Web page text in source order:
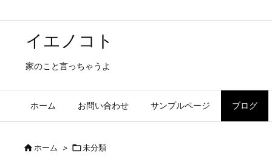
イエノコト
家のこと言っちゃうよ
ホーム お問い合わせ サンプルページ ブログ
ホーム > 未分類